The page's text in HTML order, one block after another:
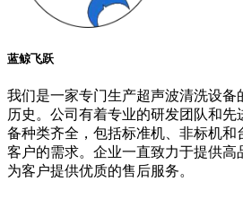
蓝鲸飞跃
我们是一家专门生产超声波清洗设备
历史。公司有着专业的研发团队和
备种类齐全，包括标准机、非标机和
客户的需求。企业一直致力于提供高
为客户提供优质的售后服务。